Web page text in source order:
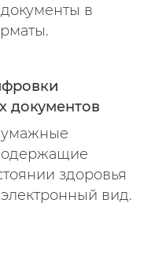
в
документов
здоровья
вид.